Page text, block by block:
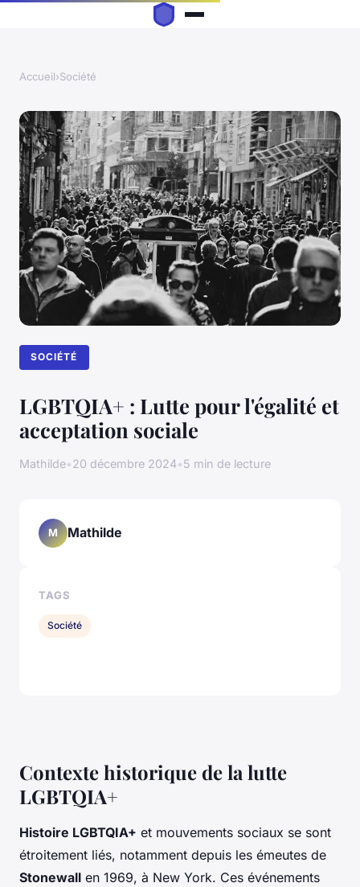
Accueil›Société
SOCIÉTÉ
LGBTQIA+ : Lutte pour l'égalité et
acceptation sociale
Mathilde•20 décembre 2024•5 min de lecture
Contexte historique de la lutte
LGBTQIA+
Histoire LGBTQIA+ et mouvements sociaux se sont
étroitement liés, notamment depuis les émeutes de
Stonewall en 1969, à New York. Ces événements
M Mathilde
TAGS
Société